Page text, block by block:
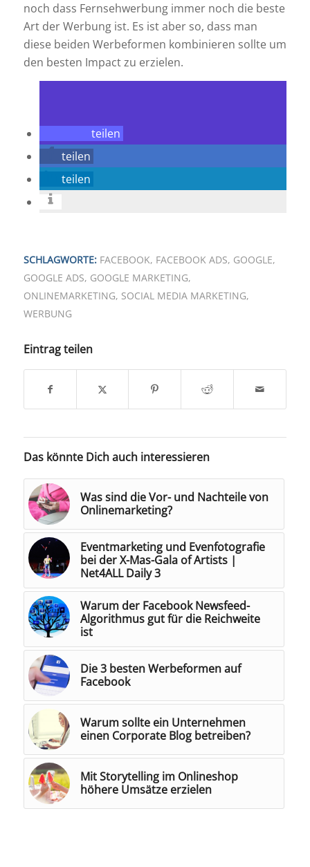
noch dass Fernsehwerbung immer noch die beste
Art der Werbung ist. Es ist aber so, dass man
diese beiden Werbeformen kombinieren sollte um
den besten Impact zu erzielen.
teilen
teilen
teilen
SCHLAGWORTE: FACEBOOK, FACEBOOK ADS, GOOGLE,
GOOGLE ADS, GOOGLE MARKETING,
ONLINEMARKETING, SOCIAL MEDIA MARKETING,
WERBUNG
Eintrag teilen
Das könnte Dich auch interessieren
Was sind die Vor- und Nachteile von
Onlinemarketing?
Eventmarketing und Evenfotografie
bei der X-Mas-Gala of Artists |
Net4ALL Daily 3
Warum der Facebook Newsfeed-
Algorithmus gut für die Reichweite
ist
Die 3 besten Werbeformen auf
Facebook
Warum sollte ein Unternehmen
einen Corporate Blog betreiben?
Mit Storytelling im Onlineshop
höhere Umsätze erzielen